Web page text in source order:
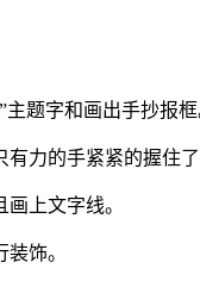
题字和画出手抄报框
力的手紧紧的握住了
上文字线。
饰。